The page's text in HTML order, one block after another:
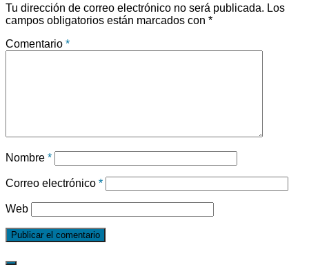
Tu dirección de correo electrónico no será publicada. Los
campos obligatorios están marcados con *
Comentario *
Nombre *
Correo electrónico *
Web